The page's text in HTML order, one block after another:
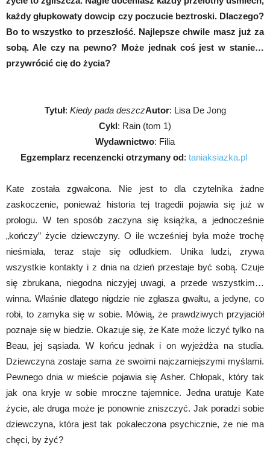
każdy głupkowaty dowcip czy poczucie beztroski. Dlaczego?
Bo to wszystko to przeszłość. Najlepsze chwile masz już za
sobą. Ale czy na pewno? Może jednak coś jest w stanie…
przywrócić cię do życia?
Tytuł: Kiedy pada deszczAutor: Lisa De Jong
Cykl: Rain (tom 1)
Wydawnictwo: Filia
Egzemplarz recenzencki otrzymany od: taniaksiazka.pl
Kate została zgwałcona. Nie jest to dla czytelnika żadne
zaskoczenie, ponieważ historia tej tragedii pojawia się już w
prologu. W ten sposób zaczyna się książka, a jednocześnie
„kończy” życie dziewczyny. O ile wcześniej była może trochę
nieśmiała, teraz staje się odludkiem. Unika ludzi, zrywa
wszystkie kontakty i z dnia na dzień przestaje być sobą. Czuje
się zbrukana, niegodna niczyjej uwagi, a przede wszystkim…
winna. Właśnie dlatego nigdzie nie zgłasza gwałtu, a jedyne, co
robi, to zamyka się w sobie. Mówią, że prawdziwych przyjaciół
poznaje się w biedzie. Okazuje się, że Kate może liczyć tylko na
Beau, jej sąsiada. W końcu jednak i on wyjeżdża na studia.
Dziewczyna zostaje sama ze swoimi najczarniejszymi myślami.
Pewnego dnia w mieście pojawia się Asher. Chłopak, który tak
jak ona kryje w sobie mroczne tajemnice. Jedna uratuje Kate
życie, ale druga może je ponownie zniszczyć. Jak poradzi sobie
dziewczyna, która jest tak pokaleczona psychicznie, że nie ma
chęci, by żyć?